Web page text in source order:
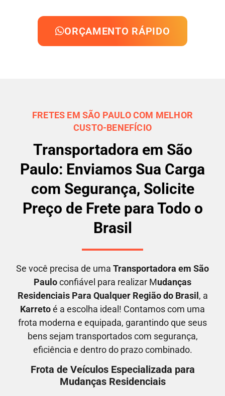
ORÇAMENTO RÁPIDO
FRETES EM SÃO PAULO COM MELHOR
CUSTO-BENEFÍCIO
Transportadora em São
Paulo: Enviamos Sua Carga
com Segurança, Solicite
Preço de Frete para Todo o
Brasil
Se você precisa de uma Transportadora em São
Pauloconfiável para realizar Mudanças
Residenciais Para Qualquer Região do Brasil , a
Karretoé a escolha ideal! Contamos com uma
frota moderna e equipada, garantindo que seus
bens sejam transportados com segurança,
eficiência e dentro do prazo combinado.
Frota de Veículos Especializada para
Mudanças Residenciais